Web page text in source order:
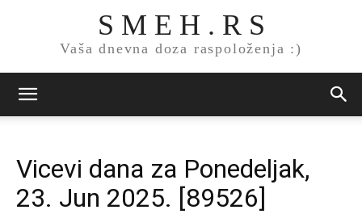
S M E H . R S
Vaša dnevna doza raspoloženja :)
Vicevi dana za Ponedeljak,
23. Jun 2025. [89526]